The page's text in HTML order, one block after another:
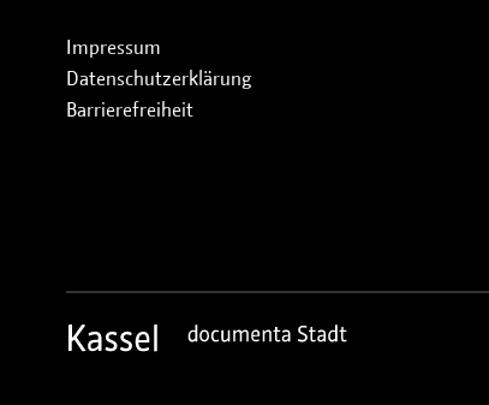
Impressum
Datenschutzerklärung
Barrierefreiheit